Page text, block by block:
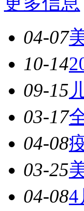
04-07
10-14
09-15
03-17
04-08
03-25
04-084